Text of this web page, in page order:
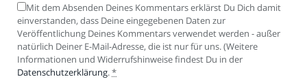
Mit dem Absenden Deines Kommentars erklärst Du Dich damit
einverstanden, dass Deine eingegebenen Daten zur
Veröffentlichung Deines Kommentars verwendet werden - außer
natürlich Deiner E-Mail-Adresse, die ist nur für uns. (Weitere
Informationen und Widerrufshinweise findest Du in der
Datenschutzerklärung.*